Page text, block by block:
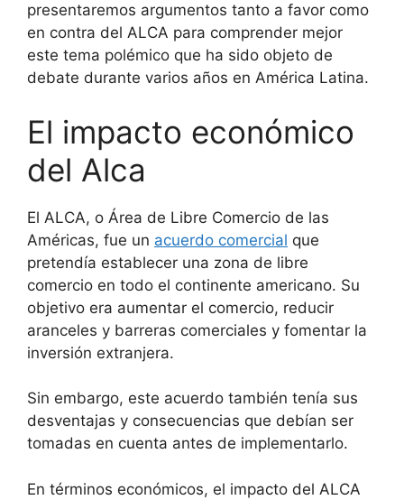
presentaremos argumentos tanto a favor como
en contra del ALCA para comprender mejor
este tema polémico que ha sido objeto de
debate durante varios años en América Latina.
El impacto económico
del Alca
El ALCA, o Área de Libre Comercio de las
Américas, fue un acuerdo comercial que
pretendía establecer una zona de libre
comercio en todo el continente americano. Su
objetivo era aumentar el comercio, reducir
aranceles y barreras comerciales y fomentar la
inversión extranjera.
Sin embargo, este acuerdo también tenía sus
desventajas y consecuencias que debían ser
tomadas en cuenta antes de implementarlo.
En términos económicos, el impacto del ALCA